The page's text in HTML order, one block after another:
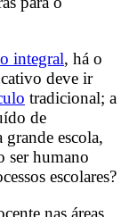
integral, há o
deve ir
tradicional; a
de
grande escola,
ser humano
escolares?
nas áreas